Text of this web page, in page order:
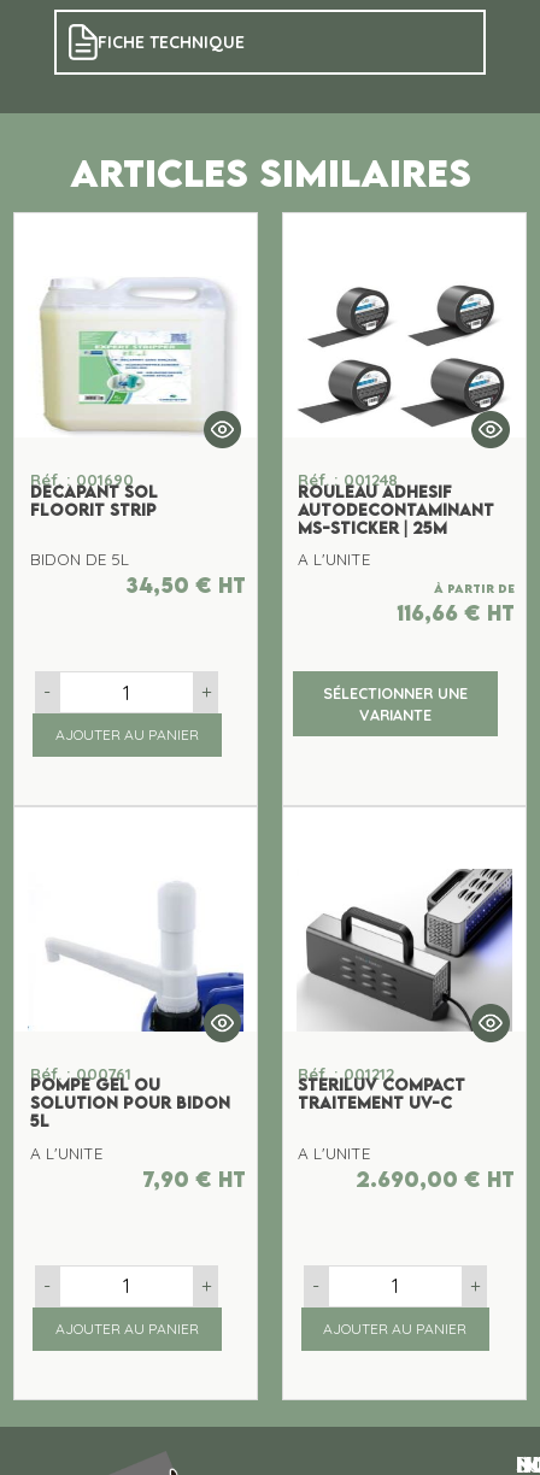
FICHE TECHNIQUE
ARTICLES SIMILAIRES
Réf. : 001690
DECAPANT SOL
FLOORIT STRIP
BIDON DE 5L
34,50 € ht
- +
AJOUTER AU PANIER
Réf. : 001248
ROULEAU ADHESIF
AUTODECONTAMINANT
MS-STICKER | 25M
A L'UNITE
À partir de
116,66 € ht
SÉLECTIONNER UNE
VARIANTE
Réf. : 000761
POMPE GEL OU
SOLUTION POUR BIDON
5L
A L'UNITE
7,90 € ht
- +
AJOUTER AU PANIER
Réf. : 001212
STERILUV COMPACT
TRAITEMENT UV-C
A L'UNITE
2.690,00 € ht
- +
AJOUTER AU PANIER